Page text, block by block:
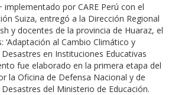
implementado por CARE Perú con el
Suiza, entregó a la Dirección Regional
y docentes de la provincia de Huaraz, el
‘Adaptación al Cambio Climático y
en Instituciones Educativas
fue elaborado en la primera etapa del
la Oficina de Defensa Nacional y de
del Ministerio de Educación.